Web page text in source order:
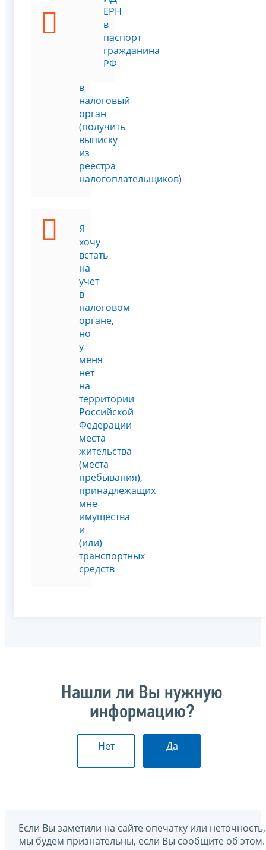
встать
в
налоговый
орган
(получить
выписку
из
реестра
налогоплательщиков)
Я
хочу
встать
на
учет
в
налоговом
органе,
но
у
меня
нет
на
территории
Российской
Федерации
места
жительства
(места
пребывания),
принадлежащих
мне
имущества
и
(или)
транспортных
средств
ЕРН
в
паспорт
гражданина
РФ
Нашли ли Вы нужную
информацию?
Нет Да
Если Вы заметили на сайте опечатку или неточность,
мы будем признательны, если Вы сообщите об этом.